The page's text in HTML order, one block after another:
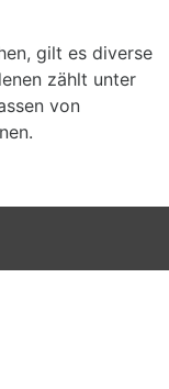
gilt es diverse
zählt unter
von